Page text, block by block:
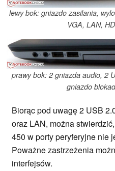
lewy bok: gniazdo zasilania,
VGA, LAN,
prawy bok: 2 gniazda audio, 2
gniazdo
Biorąc pod uwagę 2 USB
oraz LAN, można
450 w porty peryferyjne nie
Poważne zastrzeżenia
interfejsów.